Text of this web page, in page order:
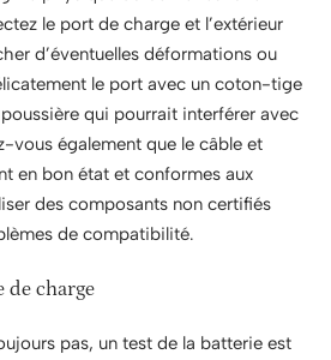
le port de charge et l’extérieur
d’éventuelles déformations ou
le port avec un coton-tige
qui pourrait interférer avec
vous également que le câble et
en bon état et conformes aux
des composants non certifiés
de compatibilité.
de charge
pas, un test de la batterie est